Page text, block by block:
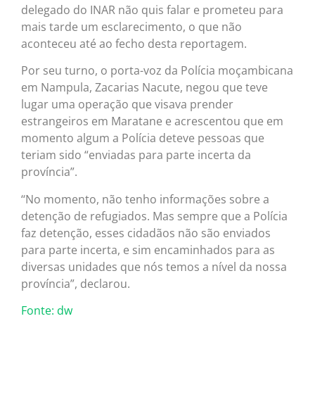
delegado do INAR não quis falar e prometeu para
mais tarde um esclarecimento, o que não
aconteceu até ao fecho desta reportagem.
Por seu turno, o porta-voz da Polícia moçambicana
em Nampula, Zacarias Nacute, negou que teve
lugar uma operação que visava prender
estrangeiros em Maratane e acrescentou que em
momento algum a Polícia deteve pessoas que
teriam sido “enviadas para parte incerta da
província”.
‘‘No momento, não tenho informações sobre a
detenção de refugiados. Mas sempre que a Polícia
faz detenção, esses cidadãos não são enviados
para parte incerta, e sim encaminhados para as
diversas unidades que nós temos a nível da nossa
província”, declarou.
Fonte: dw